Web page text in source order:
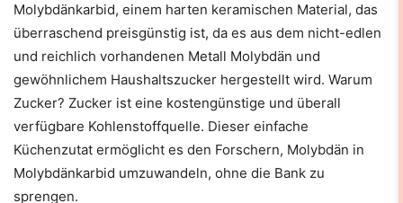
Molybdänkarbid, einem harten keramischen Material, das
überraschend preisgünstig ist, da es aus dem nicht-edlen
und reichlich vorhandenen Metall Molybdän und
gewöhnlichem Haushaltszucker hergestellt wird. Warum
Zucker? Zucker ist eine kostengünstige und überall
verfügbare Kohlenstoffquelle. Dieser einfache
Küchenzutat ermöglicht es den Forschern, Molybdän in
Molybdänkarbid umzuwandeln, ohne die Bank zu
sprengen.